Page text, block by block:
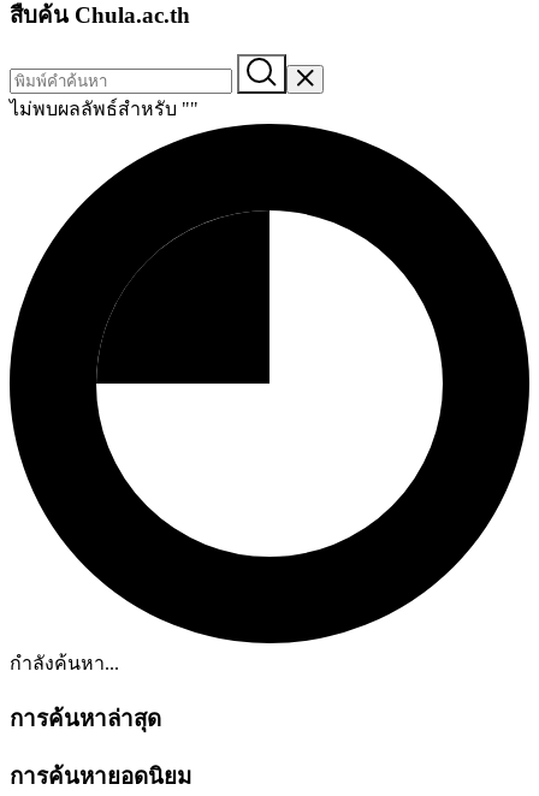
สืบค้น Chula.ac.th
ไม่พบผลลัพธ์สำหรับ ""
กำลังค้นหา...
การค้นหาล่าสุด
การค้นหายอดนิยม